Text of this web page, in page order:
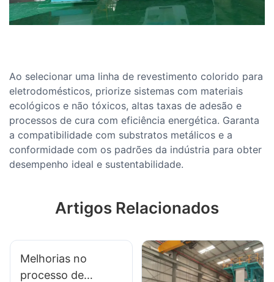
Ao selecionar uma linha de revestimento colorido para
eletrodomésticos, priorize sistemas com materiais
ecológicos e não tóxicos, altas taxas de adesão e
processos de cura com eficiência energética. Garanta
a compatibilidade com substratos metálicos e a
conformidade com os padrões da indústria para obter
desempenho ideal e sustentabilidade.
Artigos Relacionados
Melhorias no
processo de